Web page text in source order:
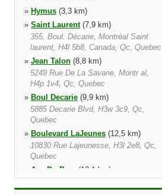
» Hymus (3,3 km)
» Saint Laurent(7,9 km)
355, Boul. Décarie, Montréal Saint
laurent, H4l 5b8, Canada, Qc, Quebec
» Jean Talon (8,8 km)
5249 Rue De La Savane, Montr al,
H4p 1v4, Qc, Quebec
» Boul Decarie (9,9 km)
5885 Decarie Blvd, H3w 3c9, Qc,
Quebec
» Boulevard LaJeunes (12,5 km)
10830 Rue Lajeunesse, H3l 2e8, Qc,
Quebec
Ave Du Parc
(13,1 km)